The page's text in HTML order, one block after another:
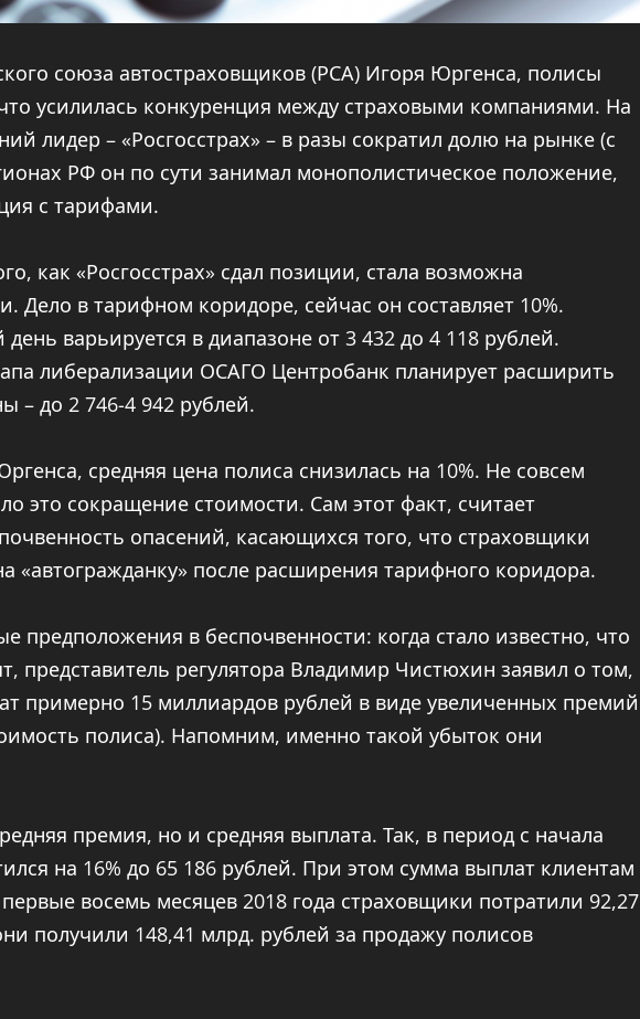
союза автостраховщиков (РСА) Игоря Юргенса, полисы
усилилась конкуренция между страховыми компаниями. На
лидер – «Росгосстрах» – в разы сократил долю на рынке (с
РФ он по сути занимал монополистическое положение,
с тарифами.
как «Росгосстрах» сдал позиции, стала возможна
Дело в тарифном коридоре, сейчас он составляет 10%.
варьируется в диапазоне от 3 432 до 4 118 рублей.
либерализации ОСАГО Центробанк планирует расширить
– до 2 746-4 942 рублей.
средняя цена полиса снизилась на 10%. Не совсем
это сокращение стоимости. Сам этот факт, считает
опасений, касающихся того, что страховщики
«автогражданку» после расширения тарифного коридора.
предположения в беспочвенности: когда стало известно, что
представитель регулятора Владимир Чистюхин заявил о том,
примерно 15 миллиардов рублей в виде увеличенных премий
полиса). Напомним, именно такой убыток они
премия, но и средняя выплата. Так, в период с начала
на 16% до 65 186 рублей. При этом сумма выплат клиентам
восемь месяцев 2018 года страховщики потратили 92,27
получили 148,41 млрд. рублей за продажу полисов